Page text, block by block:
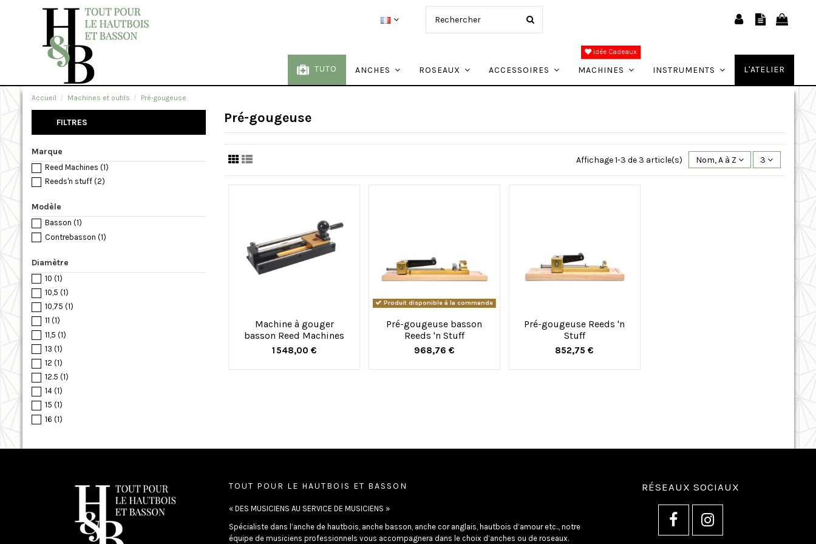
TUTO ANCHES ROSEAUX ACCESSOIRES MACHINES
idée Cadeaux
INSTRUMENTS L'ATELIER
Accueil Machines et outils Pré-gougeuse
Pré-gougeuse
Affichage 1-3 de 3 article(s) Nom, A à Z 3
Machine à gouger
basson Reed Machines
1 548,00 €
Produit disponible à la commande
Pré-gougeuse basson
Reeds 'n Stuff
968,76 €
Pré-gougeuse Reeds 'n
Stuff
852,75 €
FILTRES
Marque
Reed Machines (1)
Reeds'n stuff (2)
Modèle
Basson (1)
Contrebasson (1)
Diamètre
10 (1)
10,5 (1)
10,75 (1)
11 (1)
11,5 (1)
13 (1)
12 (1)
12.5 (1)
14 (1)
15 (1)
16 (1)
TOUT POUR LE HAUTBOIS ET BASSON
« DES MUSICIENS AU SERVICE DE MUSICIENS »
Spécialiste dans l’anche de hautbois, anche basson, anche cor anglais, hautbois d’amour etc.., notre
équipe de musiciens professionnels vous accompagnera dans le choix d’anches ou de roseaux.
RÉSEAUX SOCIAUX